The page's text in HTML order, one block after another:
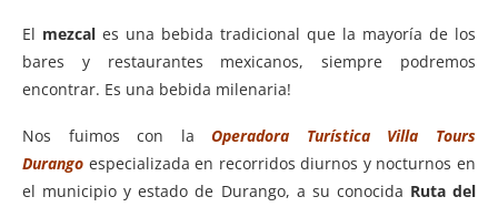
El mezcal es una bebida tradicional que la mayoría de los
bares y restaurantes mexicanos, siempre podremos
encontrar. Es una bebida milenaria!
Nos fuimos con laOperadora Turística Villa Tours
Durango especializada en recorridos diurnos y nocturnos en
el municipio y estado de Durango, a su conocida Ruta del